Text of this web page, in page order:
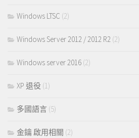
Windows LTSC (2)
Windows Server 2012 / 2012 R2 (2)
Windows server 2016 (2)
XP 退役 (1)
多國語言 (5)
金鑰 啟用相關 (2)